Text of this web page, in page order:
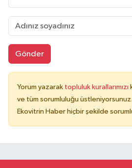
Gönder
Yorum yazarak topluluk kurallarımızı
ve tüm sorumluluğu
Ekovitrin Haber hiçbir şekilde